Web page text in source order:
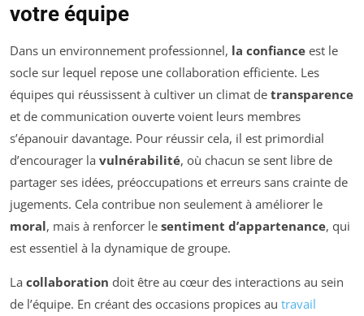
votre équipe
Dans un environnement professionnel, la confiance est le
socle sur lequel repose une collaboration efficiente. Les
équipes qui réussissent à cultiver un climat de transparence
et de communication ouverte voient leurs membres
s’épanouir davantage. Pour réussir cela, il est primordial
d’encourager la vulnérabilité, où chacun se sent libre de
partager ses idées, préoccupations et erreurs sans crainte de
jugements. Cela contribue non seulement à améliorer le
moral, mais à renforcer le sentiment d’appartenance, qui
est essentiel à la dynamique de groupe.
La collaboration doit être au cœur des interactions au sein
de l’équipe. En créant des occasions propices au travail